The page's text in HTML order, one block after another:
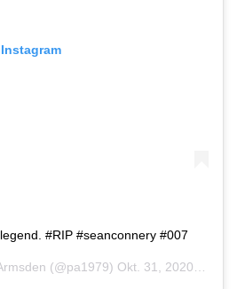
#RIP #seanconnery #007
(@pa1979) Okt. 31, 2020 kl. 5:52 PDT